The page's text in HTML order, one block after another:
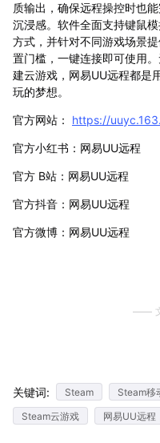
质输出，确保远程操控时也
沉浸感。软件全面支持键鼠
方式，并针对不同游戏场景
置门槛，一键连接即可使用
建云游戏，网易UU远程都是
玩的梦想。
官方网站： https://
官方小红书：网易UU远程
官方 B站：网易UU远程
官方抖音：网易UU远程
官方微博：网易UU远程
关键词: Steam Steam移
Steam云游戏
网易UU远程